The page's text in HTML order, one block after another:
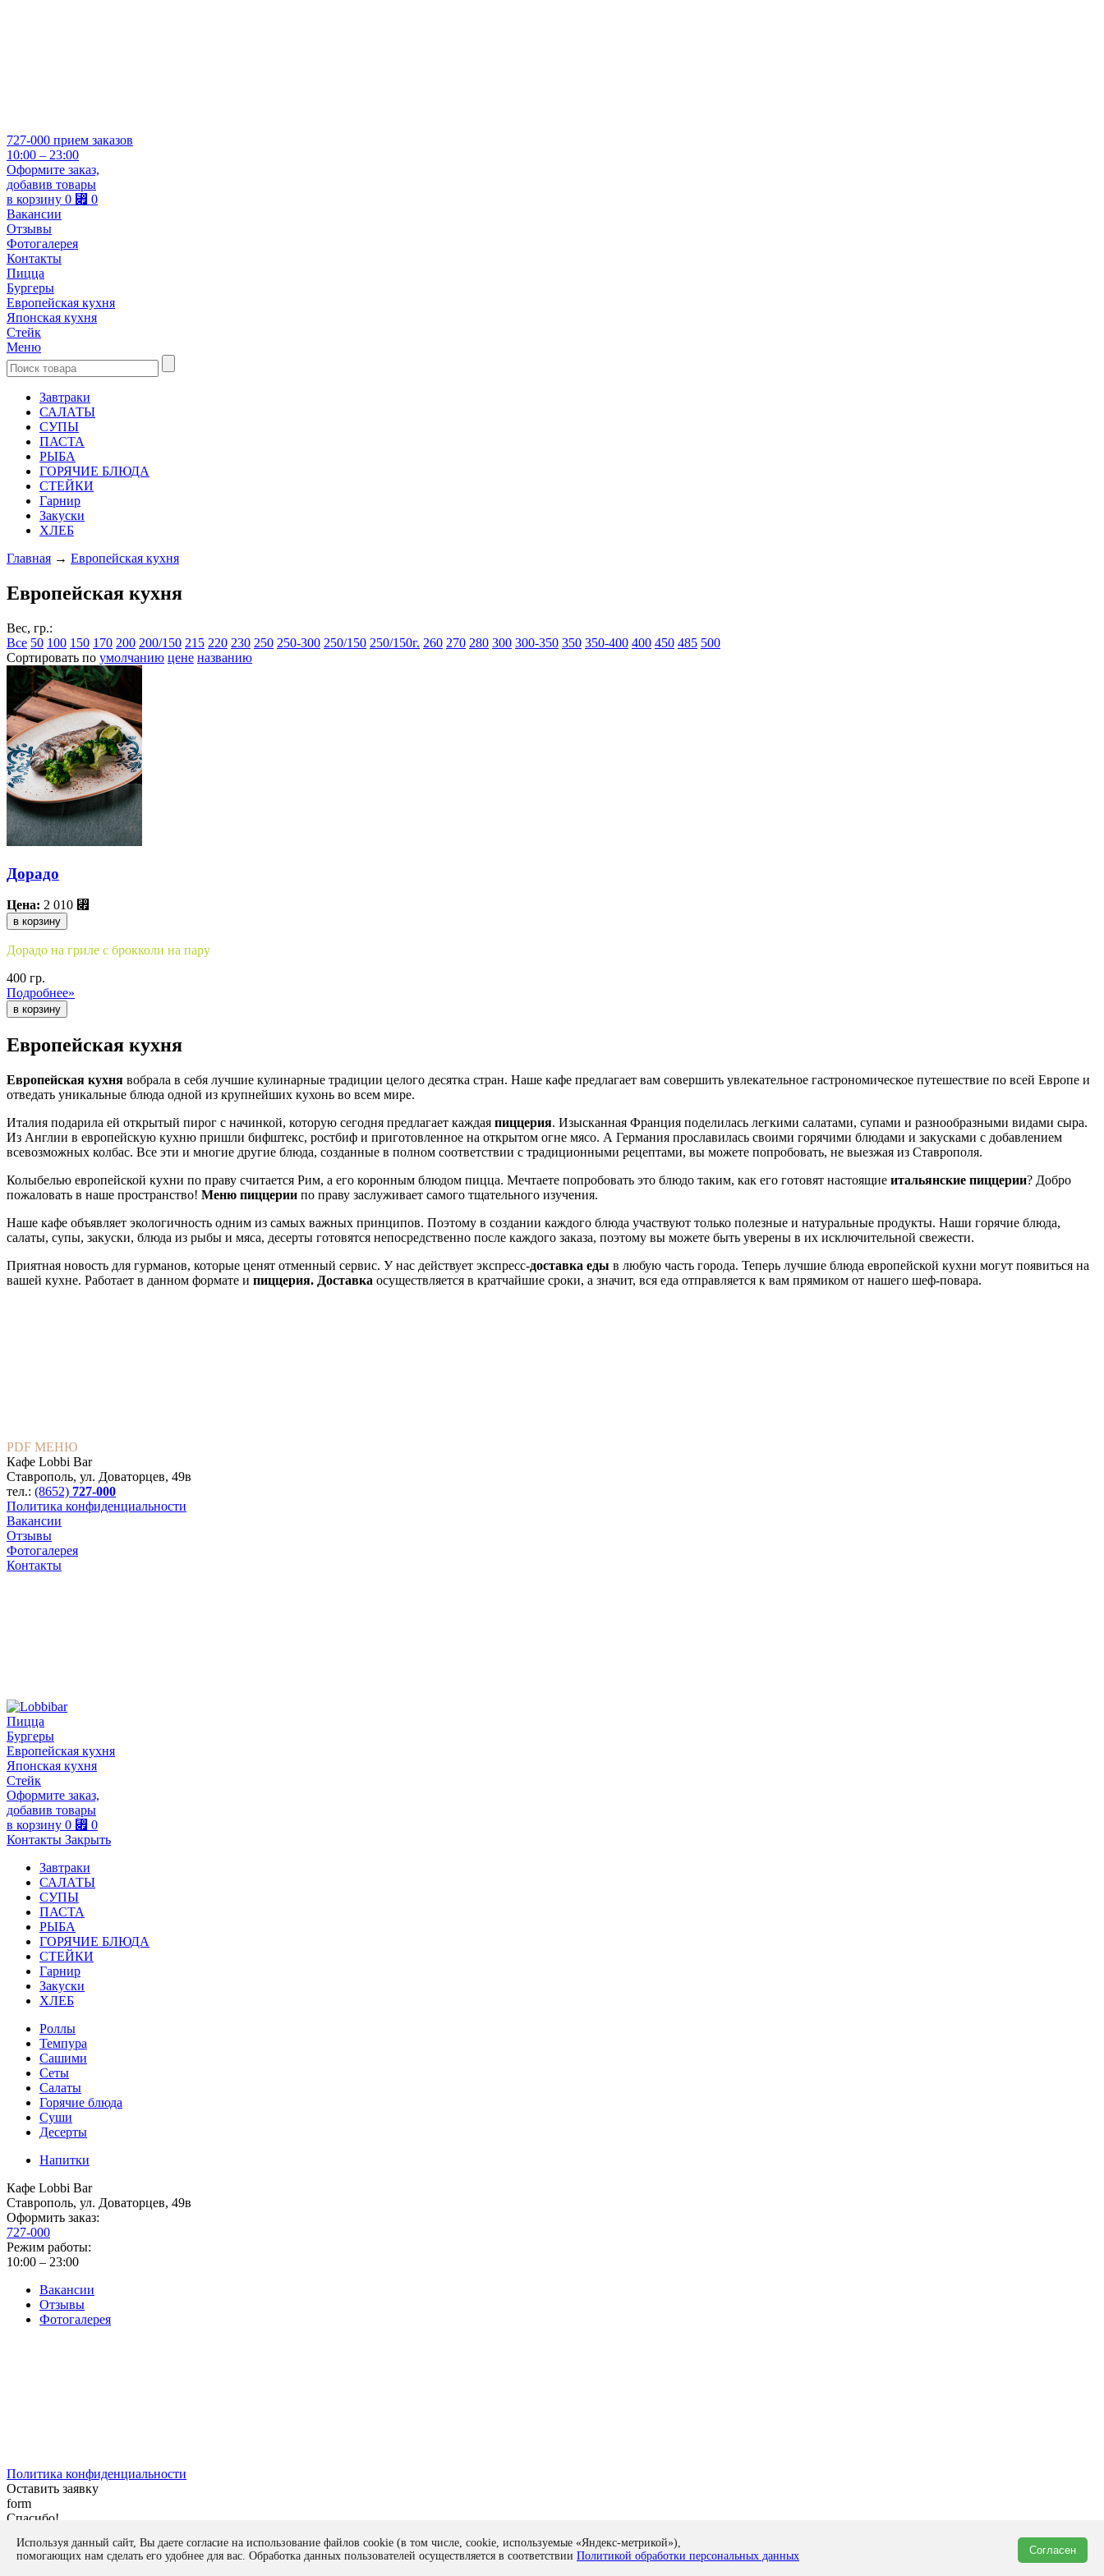
727-000 прием заказов
10:00 – 23:00
Оформите заказ,
добавив товары
в корзину 0 ⃏ 0
Вакансии
Отзывы
Фотогалерея
Контакты
Пицца
Бургеры
Европейская кухня
Японская кухня
Стейк
Меню
Завтраки
САЛАТЫ
СУПЫ
ПАСТА
РЫБА
ГОРЯЧИЕ БЛЮДА
СТЕЙКИ
Гарнир
Закуски
ХЛЕБ
Главная → Европейская кухня
Европейская кухня
Вес, гр.:
Все 50 100 150 170 200 200/150 215 220 230 250 250-300 250/150 250/150г. 260 270 280 300 300-350 350 350-400 400 450 485 500
Сортировать по умолчанию цене названию
Дорадо
Цена: 2 010 ⃏
в корзину
Дорадо на гриле с брокколи на пару
400 гр.
Подробнее»
Европейская кухня
Европейская кухня вобрала в себя лучшие кулинарные традиции целого десятка стран. Наше кафе предлагает вам совершить увлекательное гастрономическое путешествие по всей Европе и
отведать уникальные блюда одной из крупнейших кухонь во всем мире.
Италия подарила ей открытый пирог с начинкой, которую сегодня предлагает каждая пиццерия. Изысканная Франция поделилась легкими салатами, супами и разнообразными видами сыра.
Из Англии в европейскую кухню пришли бифштекс, ростбиф и приготовленное на открытом огне мясо. А Германия прославилась своими горячими блюдами и закусками с добавлением
всевозможных колбас. Все эти и многие другие блюда, созданные в полном соответствии с традиционными рецептами, вы можете попробовать, не выезжая из Ставрополя.
Колыбелью европейской кухни по праву считается Рим, а его коронным блюдом пицца. Мечтаете попробовать это блюдо таким, как его готовят настоящие итальянские пиццерии? Добро
пожаловать в наше пространство! Меню пиццерии по праву заслуживает самого тщательного изучения.
Наше кафе объявляет экологичность одним из самых важных принципов. Поэтому в создании каждого блюда участвуют только полезные и натуральные продукты. Наши горячие блюда,
салаты, супы, закуски, блюда из рыбы и мяса, десерты готовятся непосредственно после каждого заказа, поэтому вы можете быть уверены в их исключительной свежести.
Приятная новость для гурманов, которые ценят отменный сервис. У нас действует экспресс-доставка еды в любую часть города. Теперь лучшие блюда европейской кухни могут появиться на
вашей кухне. Работает в данном формате и пиццерия. Доставка осуществляется в кратчайшие сроки, а значит, вся еда отправляется к вам прямиком от нашего шеф-повара.
PDF МЕНЮ
Кафе Lobbi Bar
Ставрополь, ул. Доваторцев, 49в
тел.: (8652) 727-000
Политика конфиденциальности
Вакансии
Отзывы
Фотогалерея
Контакты
Пицца
Бургеры
Европейская кухня
Японская кухня
Стейк
Оформите заказ,
добавив товары
в корзину 0 ⃏ 0
Контакты Закрыть
Завтраки
САЛАТЫ
СУПЫ
ПАСТА
РЫБА
ГОРЯЧИЕ БЛЮДА
СТЕЙКИ
Гарнир
Закуски
ХЛЕБ
Роллы
Темпура
Сашими
Сеты
Салаты
Горячие блюда
Суши
Десерты
Напитки
Кафе Lobbi Bar
Ставрополь, ул. Доваторцев, 49в
Оформить заказ:
727-000
Режим работы:
10:00 – 23:00
Вакансии
Отзывы
Фотогалерея
Политика конфиденциальности
Оставить заявку
form
Спасибо!
Закрыть
Используя данный сайт, Вы даете согласие на использование файлов cookie (в том числе, cookie, используемые «Яндекс-метрикой»),
помогающих нам сделать его удобнее для вас. Обработка данных пользователей осуществляется в соответствии Политикой обработки персональных данных Согласен